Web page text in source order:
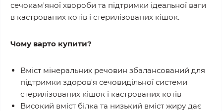
сечокам'яної хвороби та підтримки ідеальної ваги
в кастрованих котів і стерилізованих кішок.
Чому варто купити?
Вміст мінеральних речовин збалансований для
підтримки здоров'я сечовидільної системи
стерилізованих кішок і кастрованих котів
Високий вміст білка та низький вміст жиру дає